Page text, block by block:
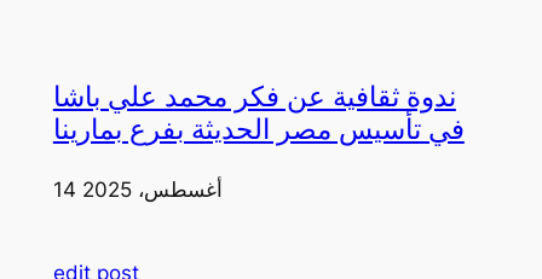
ندوة ثقافية عن فكر محمد علي باشا
في تأسيس مصر الحديثة بفرع بمارينا
14 أغسطس، 2025
edit post